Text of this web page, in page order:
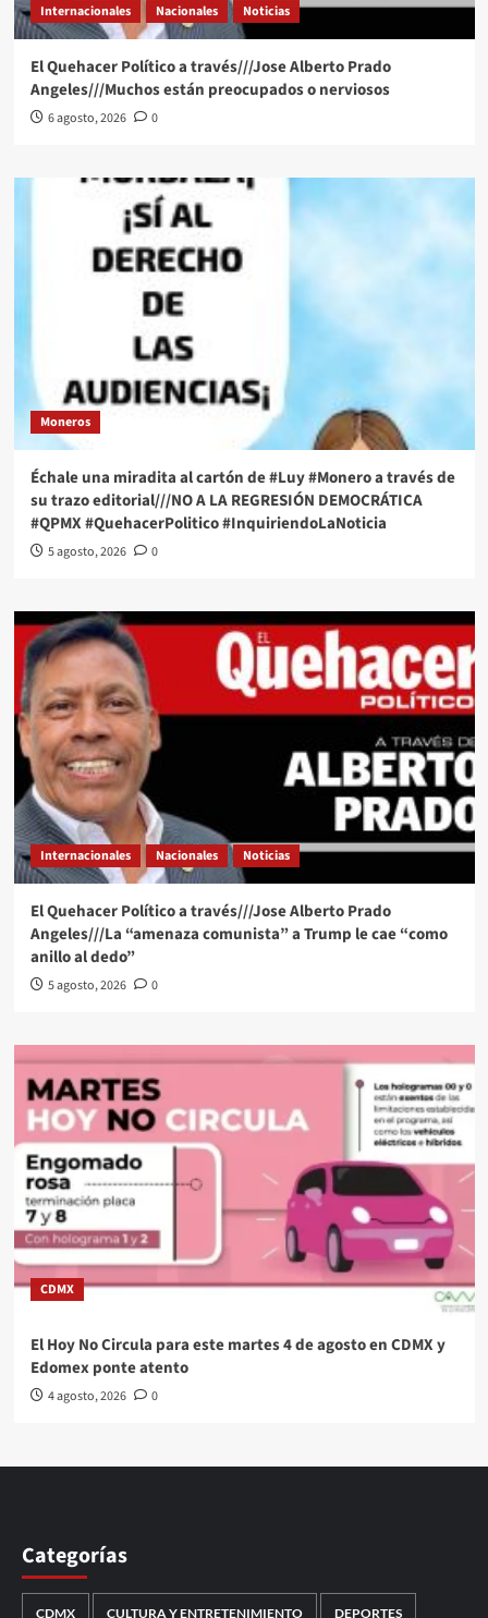
Internacionales Nacionales Noticias
El Quehacer Político a través///Jose Alberto Prado
Angeles///Muchos están preocupados o nerviosos
6 agosto, 2026 0
Moneros
Échale una miradita al cartón de #Luy #Monero a través de
su trazo editorial///NO A LA REGRESIÓN DEMOCRÁTICA
#QPMX #QuehacerPolitico #InquiriendoLaNoticia
5 agosto, 2026 0
Internacionales Nacionales Noticias
El Quehacer Político a través///Jose Alberto Prado
Angeles///La “amenaza comunista” a Trump le cae “como
anillo al dedo”
5 agosto, 2026 0
CDMX
El Hoy No Circula para este martes 4 de agosto en CDMX y
Edomex ponte atento
4 agosto, 2026 0
Categorías
CDMX CULTURA Y ENTRETENIMIENTO DEPORTES